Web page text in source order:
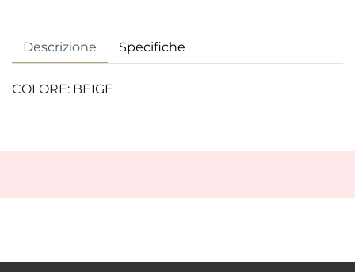
Descrizione Specifiche
COLORE: BEIGE